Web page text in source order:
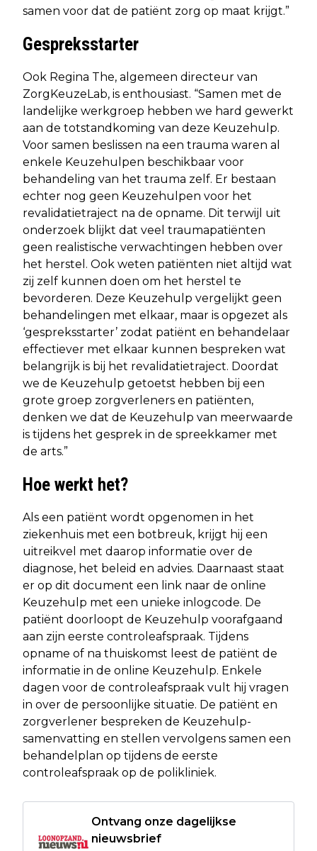
samen voor dat de patiënt zorg op maat krijgt.”
Gespreksstarter
Ook Regina The, algemeen directeur van
ZorgKeuzeLab, is enthousiast. “Samen met de
landelijke werkgroep hebben we hard gewerkt
aan de totstandkoming van deze Keuzehulp.
Voor samen beslissen na een trauma waren al
enkele Keuzehulpen beschikbaar voor
behandeling van het trauma zelf. Er bestaan
echter nog geen Keuzehulpen voor het
revalidatietraject na de opname. Dit terwijl uit
onderzoek blijkt dat veel traumapatiënten
geen realistische verwachtingen hebben over
het herstel. Ook weten patiënten niet altijd wat
zij zelf kunnen doen om het herstel te
bevorderen. Deze Keuzehulp vergelijkt geen
behandelingen met elkaar, maar is opgezet als
‘gespreksstarter’ zodat patiënt en behandelaar
effectiever met elkaar kunnen bespreken wat
belangrijk is bij het revalidatietraject. Doordat
we de Keuzehulp getoetst hebben bij een
grote groep zorgverleners en patiënten,
denken we dat de Keuzehulp van meerwaarde
is tijdens het gesprek in de spreekkamer met
de arts.”
Hoe werkt het?
Als een patiënt wordt opgenomen in het
ziekenhuis met een botbreuk, krijgt hij een
uitreikvel met daarop informatie over de
diagnose, het beleid en advies. Daarnaast staat
er op dit document een link naar de online
Keuzehulp met een unieke inlogcode. De
patiënt doorloopt de Keuzehulp voorafgaand
aan zijn eerste controleafspraak. Tijdens
opname of na thuiskomst leest de patiënt de
informatie in de online Keuzehulp. Enkele
dagen voor de controleafspraak vult hij vragen
in over de persoonlijke situatie. De patiënt en
zorgverlener bespreken de Keuzehulp-
samenvatting en stellen vervolgens samen een
behandelplan op tijdens de eerste
controleafspraak op de polikliniek.
Ontvang onze dagelijkse
nieuwsbrief